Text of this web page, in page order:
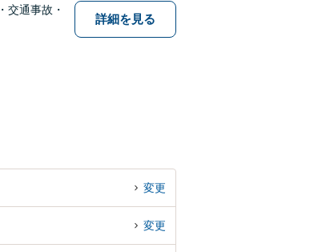
交通事故・
詳細を見る
変更
変更